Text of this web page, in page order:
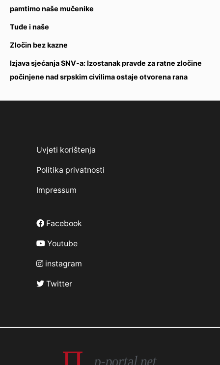
pamtimo naše mučenike
Tuđe i naše
Zločin bez kazne
Izjava sjećanja SNV-a: Izostanak pravde za ratne zločine
počinjene nad srpskim civilima ostaje otvorena rana
Uvjeti korištenja
Politika privatnosti
Impressum
Facebook
Youtube
instagram
Twitter